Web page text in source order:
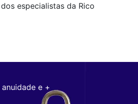
especialistas da Rico
e +